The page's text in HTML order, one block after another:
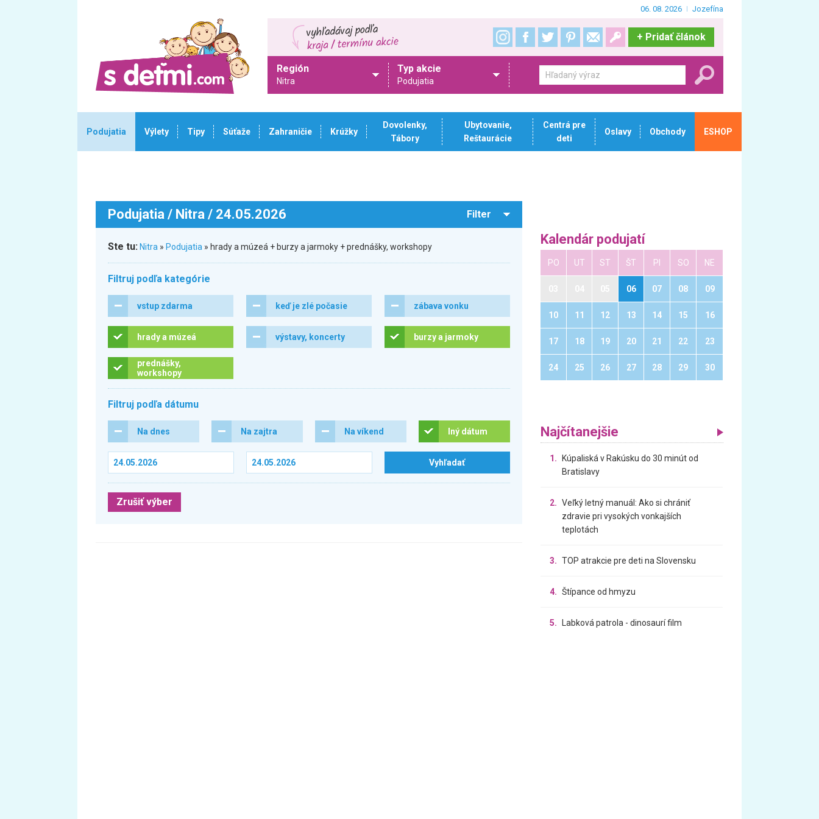
06. 08. 2026 Jozefína
+ Pridať článok
Región
Nitra
Typ akcie
Podujatia
Podujatia Výlety Tipy Súťaže Zahraničie Krúžky
Dovolenky,
Tábory
Ubytovanie,
Reštaurácie
Centrá pre
deti
Oslavy Obchody ESHOP
Podujatia / Nitra / 24.05.2026 Filter
Ste tu: Nitra » Podujatia » hrady a múzeá + burzy a jarmoky + prednášky, workshopy
Filtruj podľa kategórie
vstup zdarma keď je zlé počasie zábava vonku
hrady a múzeá výstavy, koncerty burzy a jarmoky
prednášky,
workshopy
Filtruj podľa dátumu
Na dnes Na zajtra Na víkend Iný dátum
Zrušiť výber
Kalendár podujatí
PO UT ST ŠT PI SO NE
06 07 08 09
10 11 12 13 14 15 16
17 18 19 20 21 22 23
24 25 26 27 28 29 30
Najčítanejšie
1.
Kúpaliská v Rakúsku do 30 minút od
Bratislavy
2. Veľký letný manuál: Ako si chrániť
zdravie pri vysokých vonkajších
teplotách
3. TOP atrakcie pre deti na Slovensku
4. Štípance od hmyzu
5. Labková patrola - dinosaurí film